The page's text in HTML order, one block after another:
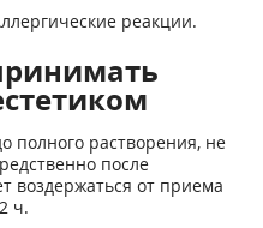
реакции.
полного растворения, не
после
воздержаться от приема
ч.